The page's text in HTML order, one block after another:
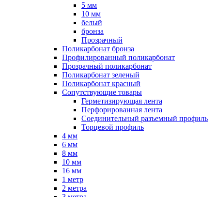
5 мм
10 мм
белый
бронза
Прозрачный
Поликарбонат бронза
Профилированный поликарбонат
Прозрачный поликарбонат
Поликарбонат зеленый
Поликарбонат красный
Сопутствующие товары
Герметизирующая лента
Перфорированная лента
Соединительный разъемный профиль
Торцевой профиль
4 мм
6 мм
8 мм
10 мм
16 мм
1 метр
2 метра